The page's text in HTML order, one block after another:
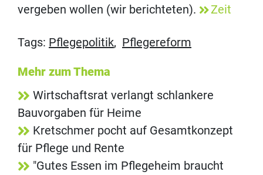
vergeben wollen (wir berichteten).
Zeit
Tags: Pflegepolitik, Pflegereform
Mehr zum Thema
Wirtschaftsrat verlangt schlankere
Bauvorgaben für Heime
Kretschmer pocht auf Gesamtkonzept
für Pflege und Rente
"Gutes Essen im Pflegeheim braucht